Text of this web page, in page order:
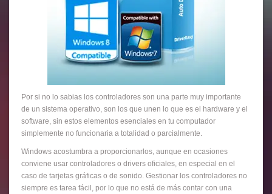
Por si no lo sabias los controladores son una parte muy importante
de un sistema operativo, son los que unen lo que es el hardware y el
software, sin estos elementos esenciales en tu computador
simplemente no funcionaria a totalidad o parcialmente.
Windows acostumbra a proporcionarlos, aunque en ocasiones
conviene usar controladores o drivers oficiales, en especial en el
caso de tarjetas gráficas o de sonido. Gestionar los controladores no
siempre es tarea fácil, por lo que no está de más contar con una